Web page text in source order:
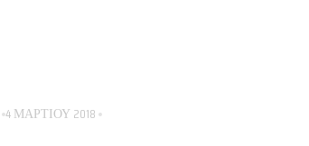
4 ΜΑΡΤΊΟΥ 2018